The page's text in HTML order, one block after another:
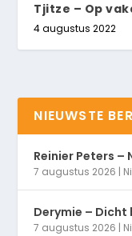
Tjitze – Op
4 augustus 2022
NIEUWSTE
Reinier Peters –
7 augustus 2026 |
Derymie – Dicht
7 augustus 2026 |